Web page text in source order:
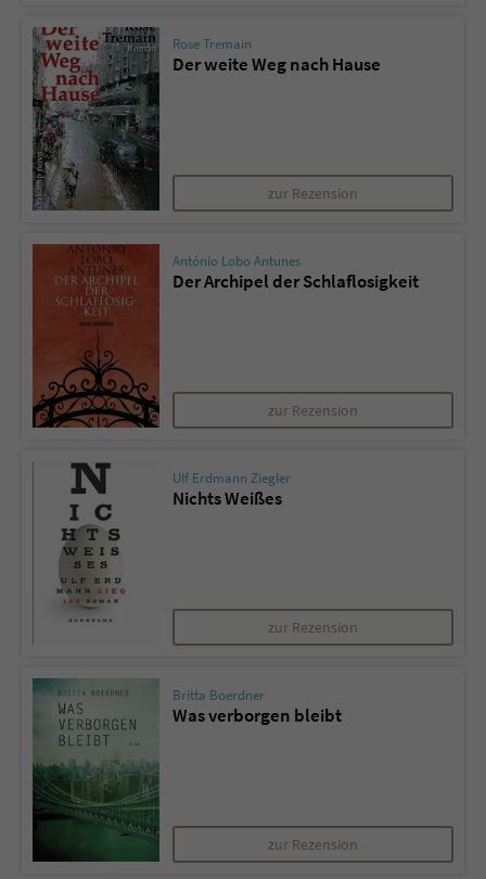
Rose Tremain
Der weite Weg nach Hause
zur Rezension
António Lobo Antunes
Der Archipel der Schlaflosigkeit
zur Rezension
Ulf Erdmann Ziegler
Nichts Weißes
zur Rezension
Britta Boerdner
Was verborgen bleibt
zur Rezension